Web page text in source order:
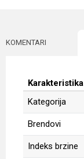
KOMENTARI
Karakteristika
Kategorija
Brendovi
Indeks brzine